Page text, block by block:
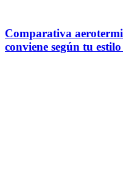
Comparativa
conviene según tu